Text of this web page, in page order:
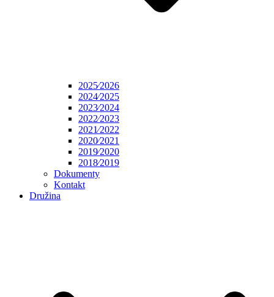
2025⁄2026
2024⁄2025
2023⁄2024
2022⁄2023
2021⁄2022
2020⁄2021
2019⁄2020
2018⁄2019
Dokumenty
Kontakt
Družina